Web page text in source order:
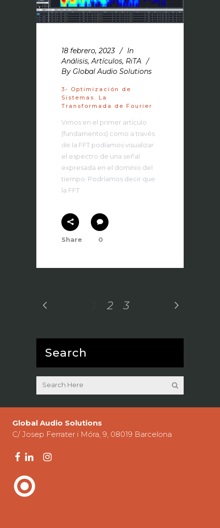
18 febrero, 2023
In
Análisis,Artículos, RiTA
By Global Audio Solutions
3- Optimización de
Sistemas. La
Transformada de Fourier
Vimos en el primer artículo
(fundamentos) como a través
de la FFT podíamos visualizar
el espectro de una señal
expresada en el dominio del
tiempo. Podríamos decir que
la FFT
Share 0
2 3
Search
Global Audio Solutions
C/ Josep Ferrater i Móra, 9, 08019 Barcelona